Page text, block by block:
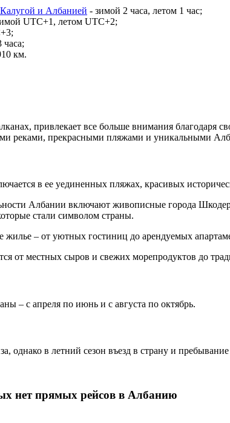
и Албанией - зимой 2 часа, летом 1 час;
UTC+1, летом UTC+2;
часа;
км.
привлекает все больше внимания
реками, прекрасными пляжами и уникальными
в ее уединенных пляжах, красивых
Албании включают живописные города
стали символом страны.
жилье – от уютных гостиниц до арендуемых
от местных сыров и свежих морепродуктов до
– с апреля по июнь и с августа по октябрь.
однако в летний сезон въезд в страну и
нет прямых рейсов в Албанию